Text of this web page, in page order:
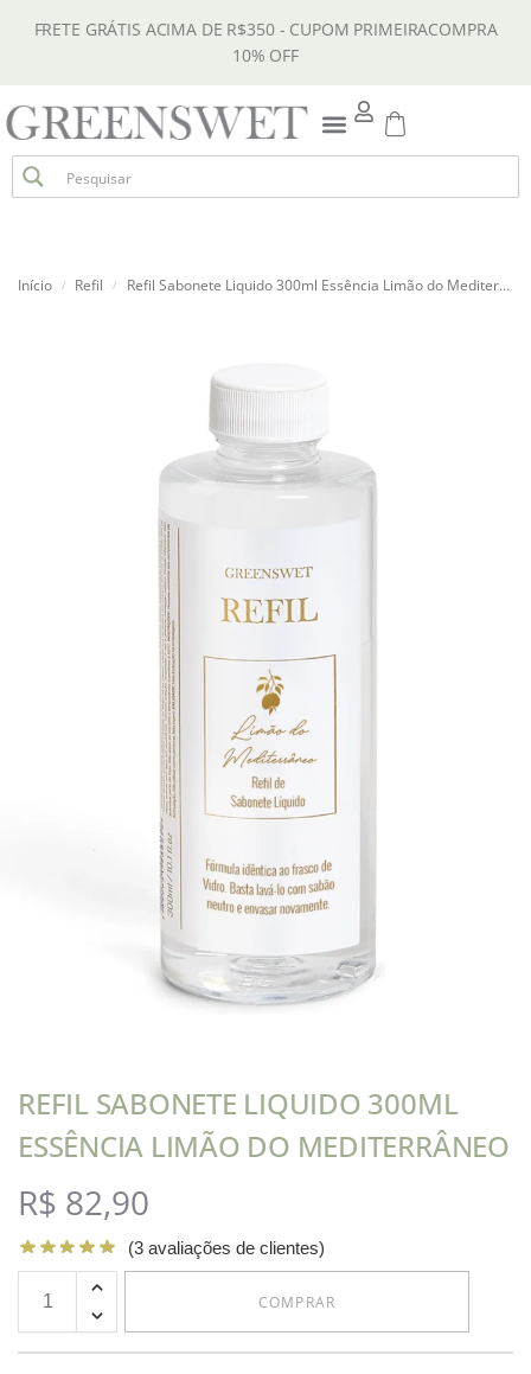
FRETE GRÁTIS ACIMA DE R$350 - CUPOM PRIMEIRACOMPRA
10% OFF
Início / Refil / Refil Sabonete Liquido 300ml Essência Limão do Mediterrâneo
REFIL SABONETE LIQUIDO 300ML
ESSÊNCIA LIMÃO DO MEDITERRÂNEO
R$ 82,90
(3 avaliações de clientes)
COMPRAR